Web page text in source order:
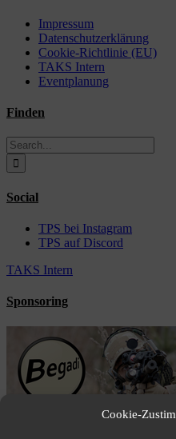
Cookie-
Impressum
Datenschutzerklärung
Cookie-Richtlinie (EU)
TAKS Intern
Eventplanung
Finden
Search
for:
Social
TPS bei Instagram
TPS auf Discord
TAKS Intern
Sponsoring